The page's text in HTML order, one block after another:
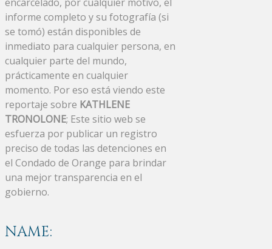
informe completo y su fotografía (si
se tomó) están disponibles de
inmediato para cualquier persona, en
cualquier parte del mundo,
prácticamente en cualquier
momento. Por eso está viendo este
reportaje sobre KATHLENE
TRONOLONE; Este sitio web se
esfuerza por publicar un registro
preciso de todas las detenciones en
el Condado de Orange para brindar
una mejor transparencia en el
gobierno.
NAME: